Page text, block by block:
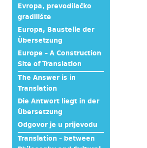
Evropa, prevodilačko
gradilište
Europa, Baustelle der
Übersetzung
Europe – A Construction
Site of Translation
The Answer is in
Translation
Die Antwort liegt in der
Übersetzung
Odgovor je u prijevodu
Translation – between